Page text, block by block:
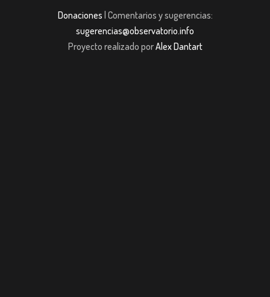
Donaciones | Comentarios y sugerencias:
sugerencias@observatorio.info
Proyecto realizado porAlex Dantart